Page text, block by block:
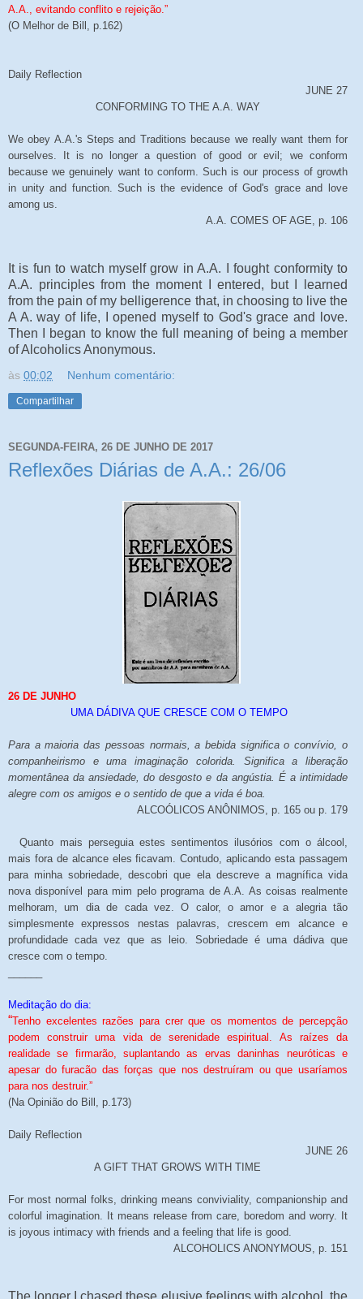
A.A., evitando conflito e rejeição.”
(O Melhor de Bill, p.162)
Daily Reflection
JUNE 27
CONFORMING TO THE A.A. WAY
We obey A.A.'s Steps and Traditions because we really want them for
ourselves. It is no longer a question of good or evil; we conform
because we genuinely want to conform. Such is our process of growth
in unity and function. Such is the evidence of God's grace and love
among us.
A.A. COMES OF AGE, p. 106
It is fun to watch myself grow in A.A. I fought conformity to
A.A. principles from the moment I entered, but I learned
from the pain of my belligerence that, in choosing to live the
A A. way of life, I opened myself to God's grace and love.
Then I began to know the full meaning of being a member
of Alcoholics Anonymous.
às 00:02 Nenhum comentário:
Compartilhar
SEGUNDA-FEIRA, 26 DE JUNHO DE 2017
Reflexões Diárias de A.A.: 26/06
26 DE JUNHO
UMA DÁDIVA QUE CRESCE COM O TEMPO
Para a maioria das pessoas normais, a bebida significa o convívio, o
companheirismo e uma imaginação colorida. Significa a liberação
momentânea da ansiedade, do desgosto e da angústia. É a intimidade
alegre com os amigos e o sentido de que a vida é boa.
ALCOÓLICOS ANÔNIMOS, p. 165 ou p. 179
Quanto mais perseguia estes sentimentos ilusórios com o álcool,
mais fora de alcance eles ficavam. Contudo, aplicando esta passagem
para minha sobriedade, descobri que ela descreve a magnífica vida
nova disponível para mim pelo programa de A.A. As coisas realmente
melhoram, um dia de cada vez. O calor, o amor e a alegria tão
simplesmente expressos nestas palavras, crescem em alcance e
profundidade cada vez que as leio. Sobriedade é uma dádiva que
cresce com o tempo.
Meditação do dia:
“Tenho excelentes razões para crer que os momentos de percepção
podem construir uma vida de serenidade espiritual. As raízes da
realidade se firmarão, suplantando as ervas daninhas neuróticas e
apesar do furacão das forças que nos destruíram ou que usaríamos
para nos destruir.”
(Na Opinião do Bill, p.173)
Daily Reflection
JUNE 26
A GIFT THAT GROWS WITH TIME
For most normal folks, drinking means conviviality, companionship and
colorful imagination. It means release from care, boredom and worry. It
is joyous intimacy with friends and a feeling that life is good.
ALCOHOLICS ANONYMOUS, p. 151
The longer I chased these elusive feelings with alcohol, the